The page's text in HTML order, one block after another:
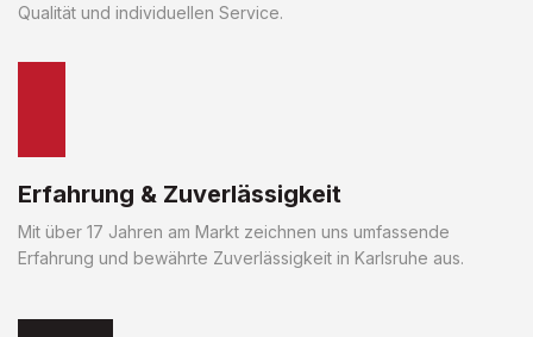
Qualität und individuellen Service.
Erfahrung & Zuverlässigkeit
Mit über 17 Jahren am Markt zeichnen uns umfassende
Erfahrung und bewährte Zuverlässigkeit in Karlsruhe aus.